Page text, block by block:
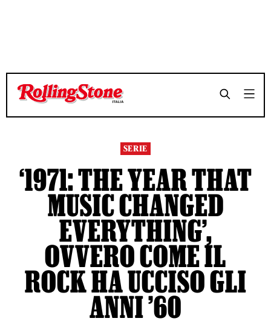
TEMPO DI LETTURA 9 MINUTI SHARE
TEMPO DI LETTURA 9 MINUTI SHARE
SERIE
‘1971: THE YEAR THAT
MUSIC CHANGED
EVERYTHING’,
OVVERO COME IL
ROCK HA UCCISO GLI
ANNI ’60